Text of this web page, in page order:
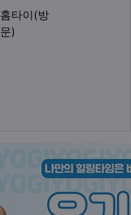
홈타이(방
문)